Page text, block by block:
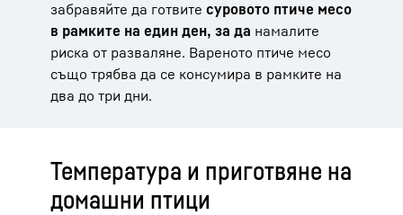
забравяйте да готвите суровото птиче месо
в рамките на един ден, за да намалите
риска от разваляне. Вареното птиче месо
също трябва да се консумира в рамките на
два до три дни.
Температура и приготвяне на
домашни птици